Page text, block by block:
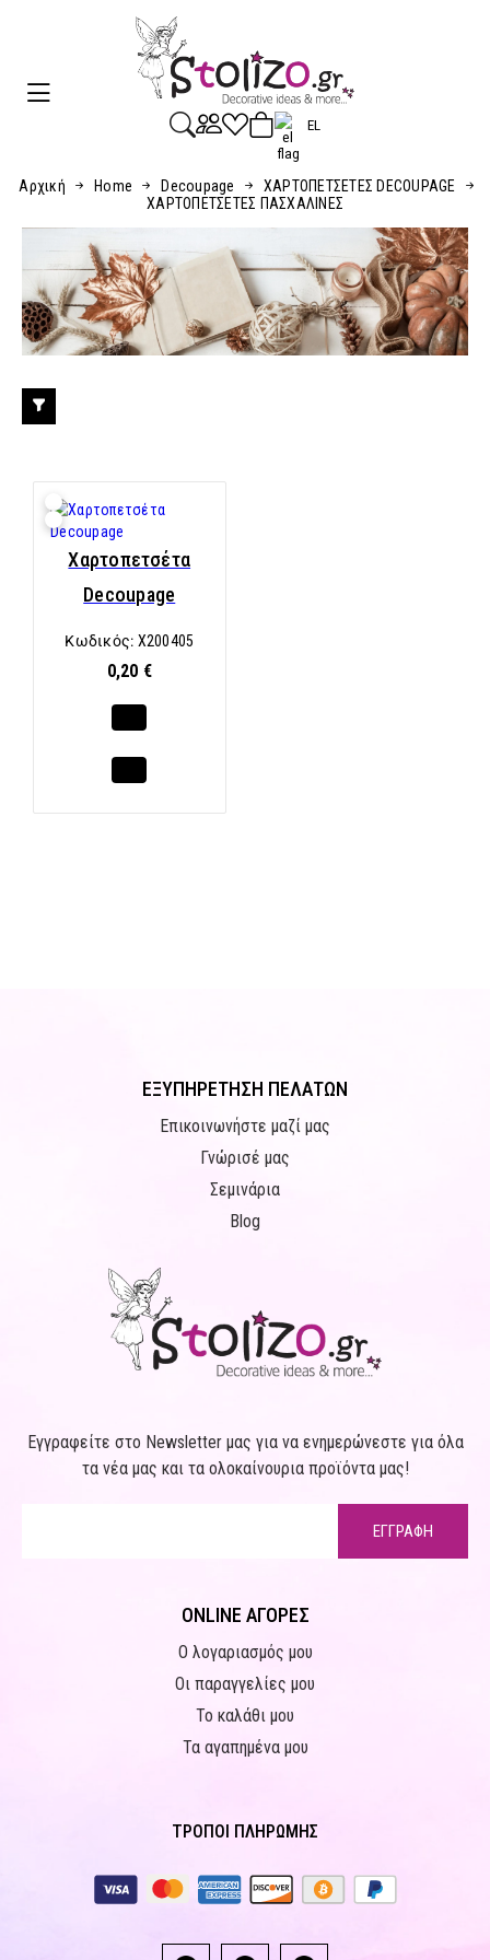
EL
Αρχική Home Decoupage
ΧΑΡΤΟΠΕΤΣΕΤΕΣ DECOUPAGE
ΧΑΡΤΟΠΕΤΣΕΤΕΣ ΠΑΣΧΑΛΙΝΕΣ
Χαρτοπετσέτα
Decoupage
Κωδικός: X200405
0,20 €
ΕΞΥΠΗΡΕΤΗΣΗ ΠΕΛΑΤΩΝ
Επικοινωνήστε μαζί μας
Γνώρισέ μας
Σεμινάρια
Blog
Εγγραφείτε στο Newsletter μας για να ενημερώνεστε για όλα
τα νέα μας και τα ολοκαίνουρια προϊόντα μας!
ΕΓΓΡΑΦΗ
ONLINE ΑΓΟΡΕΣ
Ο λογαριασμός μου
Οι παραγγελίες μου
Το καλάθι μου
Τα αγαπημένα μου
ΤΡΟΠΟΙ ΠΛΗΡΩΜΗΣ